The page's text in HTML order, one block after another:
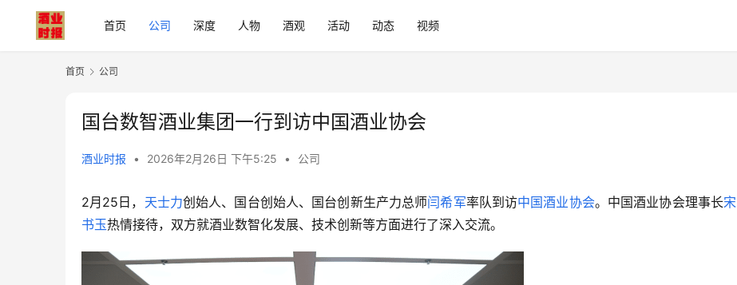
首页 公司 深度 人物 酒观 活动 动态 视频
首页 公司
国台数智酒业集团一行到访中国酒业协会
酒业时报 • 2026年2月26日 下午5:25 • 公司
2月25日， 天士力创始人、国台创始人、国台创新生产力总师闫希军率队到访中国酒业协会。中国酒业协会理事长宋
书玉热情接待，双方就酒业数智化发展、技术创新等方面进行了深入交流。